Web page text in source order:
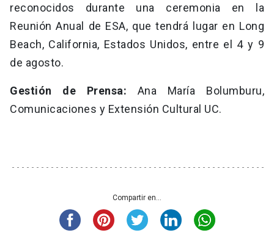
reconocidos durante una ceremonia en la
Reunión Anual de ESA, que tendrá lugar en Long
Beach, California, Estados Unidos, entre el 4 y 9
de agosto.
Gestión de Prensa: Ana María Bolumburu,
Comunicaciones y Extensión Cultural UC.
Compartir en...